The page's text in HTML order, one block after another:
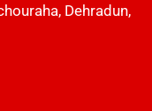
Dehradun,